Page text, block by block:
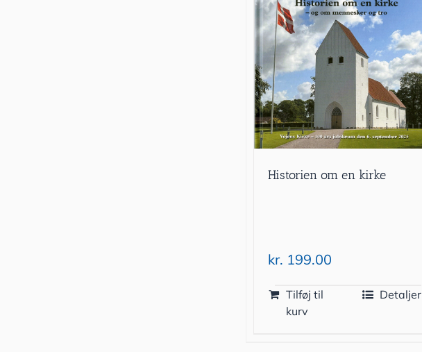
Historien om en kirke
kr. 199.00
Tilføj til
kurv
Detaljer